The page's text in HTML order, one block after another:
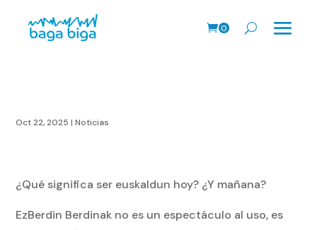
0
Oct 22, 2025 |Noticias
¿Qué significa ser euskaldun hoy? ¿Y mañana?
EzBerdin Berdinak no es un espectáculo al uso, es